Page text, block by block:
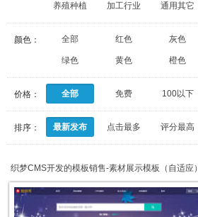
养殖种植 加工行业 通用其它
颜色： 全部 红色 灰色
绿色 黄色 橙色
价格： 全部 免费 100以下
排序： 最新发布 点击最多 评分最高
织梦CMS开发的模板销售-素材展示模板（自适应）